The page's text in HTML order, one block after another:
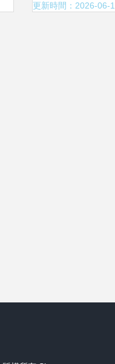
更新時間：2026-06-